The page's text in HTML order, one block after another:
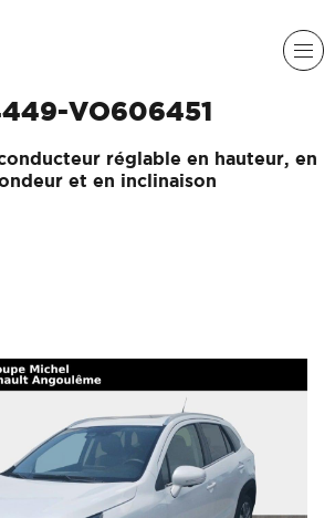
VO606451
réglable en hauteur, en
et en inclinaison